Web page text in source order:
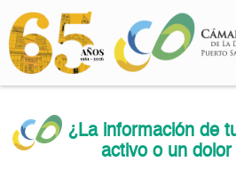
¿La información de
activo o un